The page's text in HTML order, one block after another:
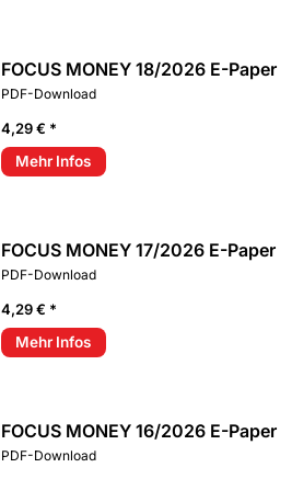
FOCUS MONEY 18/2026 E-Paper
PDF-Download
4,29 € *
Mehr Infos
FOCUS MONEY 17/2026 E-Paper
PDF-Download
4,29 € *
Mehr Infos
FOCUS MONEY 16/2026 E-Paper
PDF-Download